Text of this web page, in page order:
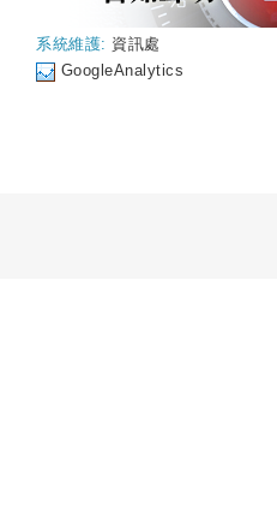
系統維護: 資訊處
GoogleAnalytics